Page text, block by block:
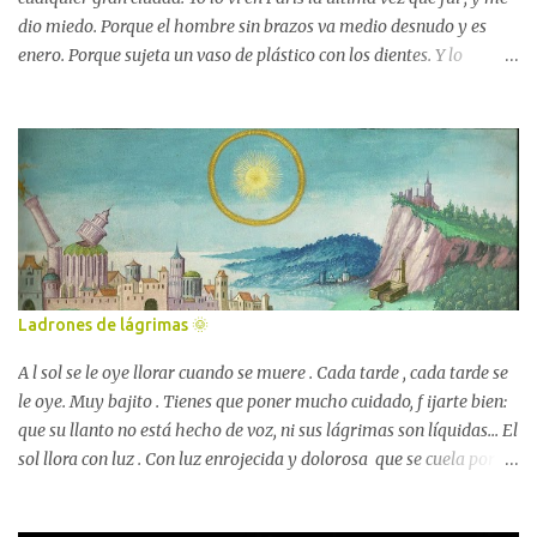
lug...
dio miedo. Porque el hombre sin brazos va medio desnudo y es
enero. Porque sujeta un vaso de plástico con los dientes. Y lo
habla — n o sé si habla —, solo gruñe. Y se me acerca sin brazos, a
mí, que me cruzo con él en esa calle. Y me da miedo su esquila de
plástico y céntimos. Su boca grande hecha de gruñidos. Su cuerpo
mutilado. Y aprieto el paso. No quiero sentir el frío de esos brazos
que no existen. No quiero escuchar su voz ahogada por un vaso de
limosnas. Y huyo. ✏️ Imagen de cabecera: Henri Royer,
Montmartre sous la pluie Este relato apareció publicado , por
Revista Literaria Monolito y, después — el 7 de enero d...
Ladrones de lágrimas 🌞
A l sol se le oye llorar cuando se muere . Cada tarde , cada tarde se
le oye. Muy bajito . Tienes que poner mucho cuidado, f ijarte bien:
que su llanto no está hecho de voz, ni sus lágrimas son líquidas... El
sol llora con luz . Con luz enrojecida y dolorosa que se cuela por